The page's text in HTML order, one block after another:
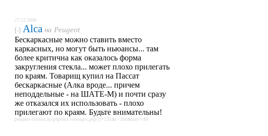
27.12.2006
[-] Alca на Peugeot
Бескаркасные можно ставить вместо
каркасных, но могут быть ньюансы... там
более критична как оказалось форма
закругления стекла... может плохо прилегать
по краям. Товарищ купил на Пассат
бескаркасные (Алка вроде... причем
неподдельные - на ШАТЕ-М) и почти сразу
же отказался их использовать - плохо
прилегают по краям. Будьте внимательны!
peugeot-citroen.by/phpbb3/viewtopic.php?f=135&t=204&start=80